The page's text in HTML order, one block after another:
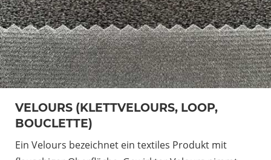
VELOURS (KLETTVELOURS, LOOP,
BOUCLETTE)
Ein Velours bezeichnet ein textiles Produkt mit